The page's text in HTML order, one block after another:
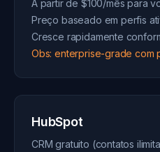
A partir de $100/mês para
Preço baseado em perfis
Cresce rapidamente
Obs: enterprise-grade com
HubSpot
CRM gratuito (contatos